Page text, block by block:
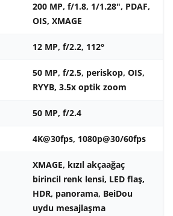
200 MP, f/1.8, 1/1.28", PDAF,
OIS, XMAGE
12 MP, f/2.2, 112°
50 MP, f/2.5, periskop, OIS,
RYYB, 3.5x optik zoom
50 MP, f/2.4
4K@30fps, 1080p@30/60fps
XMAGE, kızıl akçaağaç
birincil renk lensi, LED flaş,
HDR, panorama, BeiDou
uydu mesajlaşma